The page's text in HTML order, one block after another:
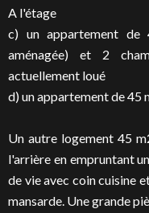
A l'étage
c) un appartement de
aménagée) et 2
actuellement loué
d) un appartement de 45
Un autre logement 45
l'arrière en empruntant
de vie avec coin cuisine
mansarde. Une grande